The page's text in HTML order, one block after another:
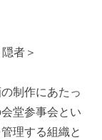
者＞
制作にあたっ
堂参事会とい
理する組織と